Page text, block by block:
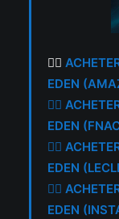
👉🏼
EDEN
👉🏼
EDEN
👉🏼
EDEN
👉🏼
EDEN